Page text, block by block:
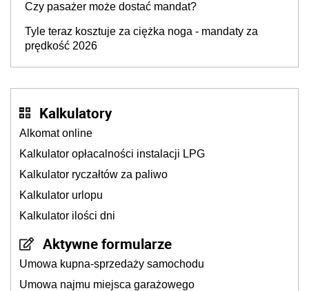
Czy pasażer może dostać mandat?
Tyle teraz kosztuje za ciężka noga - mandaty za
prędkość 2026
Kalkulatory
Alkomat online
Kalkulator opłacalności instalacji LPG
Kalkulator ryczałtów za paliwo
Kalkulator urlopu
Kalkulator ilości dni
Aktywne formularze
Umowa kupna-sprzedaży samochodu
Umowa najmu miejsca garażowego